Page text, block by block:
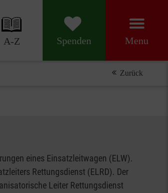
A-Z Spenden Menu
Zurück
eines Einsatzleitwagen (ELW).
Rettungsdienst (ELRD). Der
Leiter Rettungsdienst